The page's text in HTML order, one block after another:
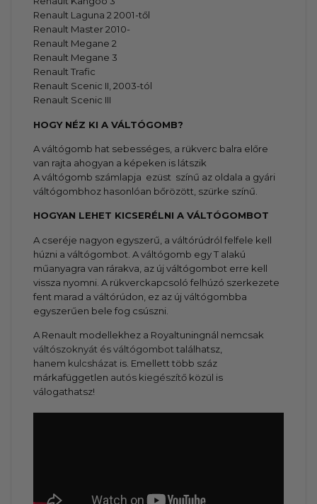
Renault Laguna 2 2001-től
Renault Master 2010-
Renault Megane 2
Renault Megane 3
Renault Trafic
Renault Scenic II, 2003-tól
Renault Scenic III
HOGY NÉZ KI A VÁLTÓGOMB?
A váltógomb hat sebességes, a rükverc balra előre
van rajta ahogyan a képeken is látszik
A váltógomb számlapja ezüst színű az oldala a gyári
váltógombhoz hasonlóan bőrözött, szürke színű.
HOGYAN LEHET KICSERÉLNI A VÁLTÓGOMBOT
A cseréje nagyon egyszerű, a váltórúdról felfele kell
húzni a váltógombot. A váltógomb egy T alakú
műanyagra van rárakva, az új váltógombot erre kell
vissza nyomni. A rükverckapcsoló felhúzó szerkezete
fent marad a váltórúdon, ez az új váltógombba
egyszerűen bele fog csúszni.
A Renault modellekhez a Royaltuningnál nemcsak
váltószoknyát és váltógombot találhatsz,
hanem kulcsházat is. Emellett több száz
márkafüggetlen autós kiegészítő közül is
válogathatsz!